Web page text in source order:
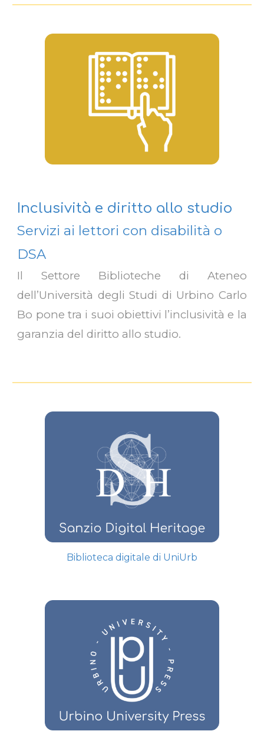
Inclusività e diritto allo studio
Servizi ai lettori con disabilità o
DSA
Il Settore Biblioteche di Ateneo
dell’Università degli Studi di Urbino Carlo
Bo pone tra i suoi obiettivi l’inclusività e la
garanzia del diritto allo studio.
Biblioteca digitale di UniUrb